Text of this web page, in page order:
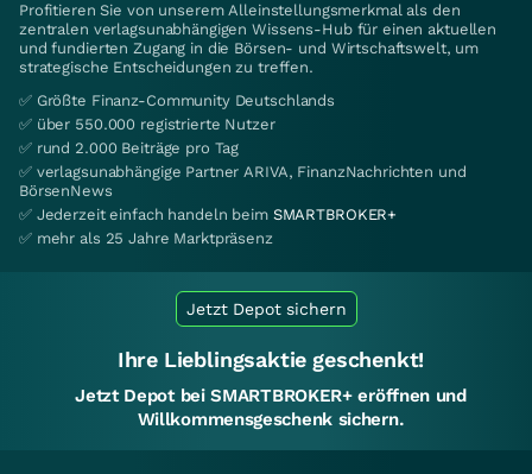
Profitieren Sie von unserem Alleinstellungsmerkmal als den
zentralen verlagsunabhängigen Wissens-Hub für einen aktuellen
und fundierten Zugang in die Börsen- und Wirtschaftswelt, um
strategische Entscheidungen zu treffen.
✅ Größte Finanz-Community Deutschlands
✅ über 550.000 registrierte Nutzer
✅ rund 2.000 Beiträge pro Tag
✅ verlagsunabhängige Partner ARIVA, FinanzNachrichten und
BörsenNews
✅ Jederzeit einfach handeln beim SMARTBROKER+
✅ mehr als 25 Jahre Marktpräsenz
Jetzt Depot sichern
Ihre Lieblingsaktie geschenkt!
Jetzt Depot bei SMARTBROKER+ eröffnen und
Willkommensgeschenk sichern.